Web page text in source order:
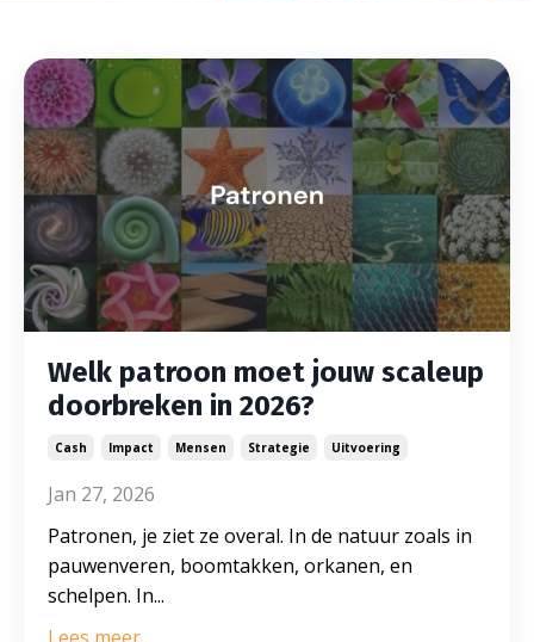
Welk patroon moet jouw scaleup
doorbreken in 2026?
Cash Impact Mensen Strategie Uitvoering
Jan 27, 2026
Patronen, je ziet ze overal. In de natuur zoals in
pauwenveren, boomtakken, orkanen, en
schelpen. In...